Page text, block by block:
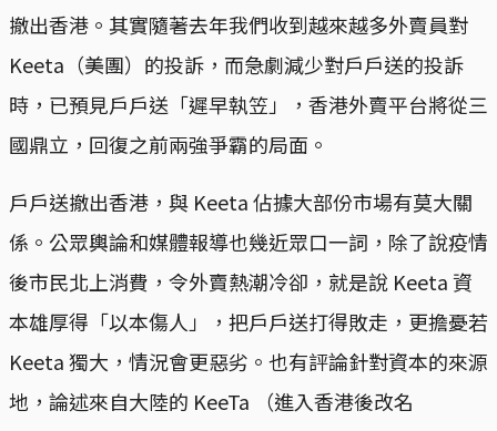
撤出香港。其實隨著去年我們收到越來越多外賣員對
Keeta（美團）的投訴，而急劇減少對戶戶送的投訴
時，已預見戶戶送「遲早執笠」，香港外賣平台將從三
國鼎立，回復之前兩強爭霸的局面。
戶戶送撤出香港，與 Keeta 佔據大部份市場有莫大關
係。公眾輿論和媒體報導也幾近眾口一詞，除了說疫情
後市民北上消費，令外賣熱潮冷卻，就是說 Keeta 資
本雄厚得「以本傷人」，把戶戶送打得敗走，更擔憂若
Keeta 獨大，情況會更惡劣。也有評論針對資本的來源
地，論述來自大陸的 KeeTa （進入香港後改名